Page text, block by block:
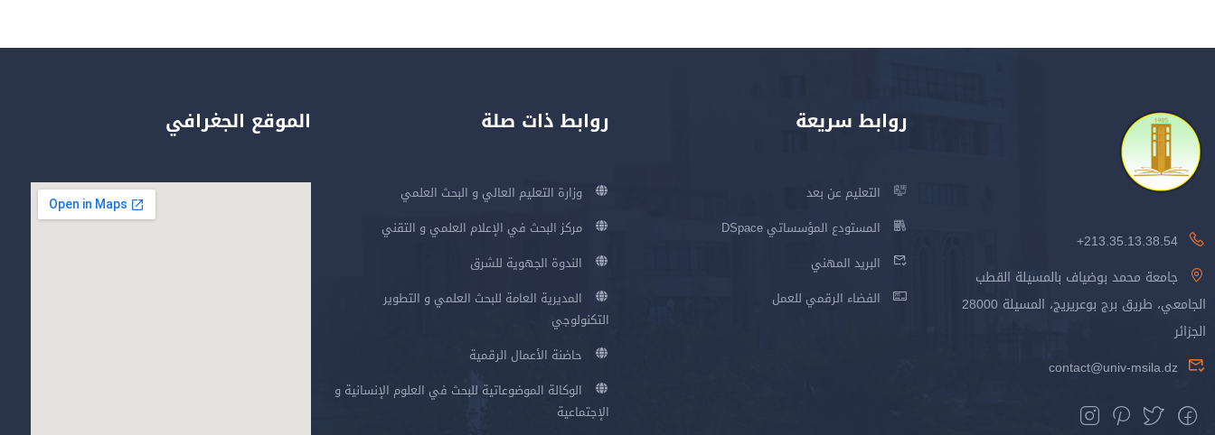
213.35.13.38.54+
جامعة محمد بوضياف بالمسيلة القطب
الجامعي، طريق برج بوعريريج، المسيلة 28000
الجزائر
contact@univ-msila.dz
روابط سريعة
التعليم عن بعد
المستودع المؤسساتي DSpace
البريد المهني
الفضاء الرقمي للعمل
روابط ذات صلة
وزارة التعليم العالي و البحث العلمي
مركز البحث في الإعلام العلمي و التقني
الندوة الجهوية للشرق
المديرية العامة للبحث العلمي و التطوير
التكنولوجي
حاضنة الأعمال الرقمية
الوكالة الموضوعاتية للبحث في العلوم الإنسانية و
الإجتماعية
الموقع الجغرافي